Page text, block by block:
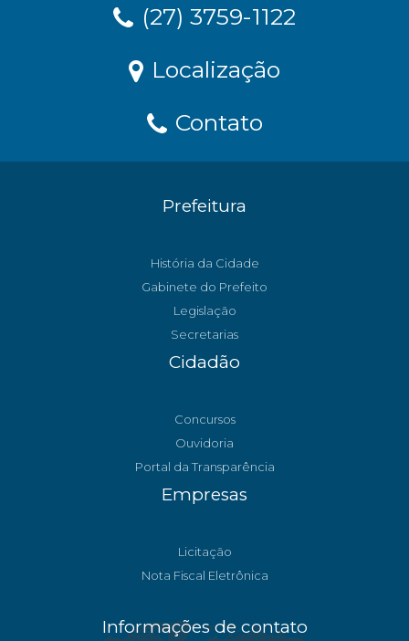
(27) 3759-1122
Localização
Contato
Prefeitura
História da Cidade
Gabinete do Prefeito
Legislação
Secretarias
Cidadão
Concursos
Ouvidoria
Portal da Transparência
Empresas
Licitação
Nota Fiscal Eletrônica
Informações de contato